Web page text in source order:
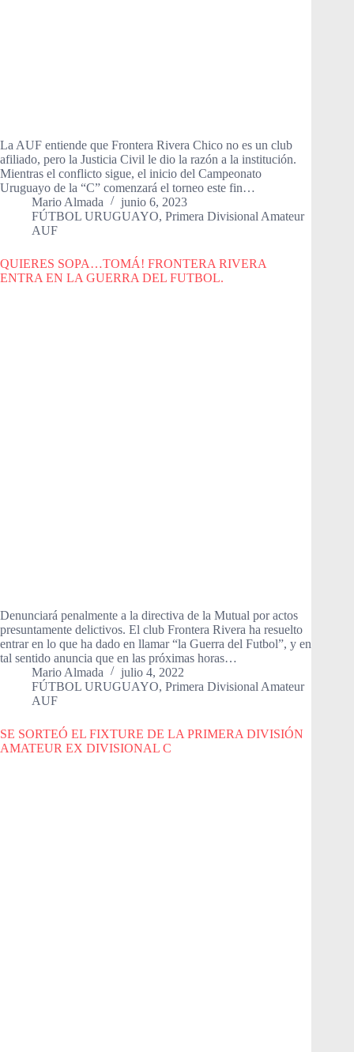
La AUF entiende que Frontera Rivera Chico no es un club
afiliado, pero la Justicia Civil le dio la razón a la institución.
Mientras el conflicto sigue, el inicio del Campeonato
Uruguayo de la “C” comenzará el torneo este fin…
Mario Almada
junio 6, 2023
FÚTBOL URUGUAYO, Primera Divisional Amateur
AUF
QUIERES SOPA…TOMÁ! FRONTERA RIVERA
ENTRA EN LA GUERRA DEL FUTBOL.
Denunciará penalmente a la directiva de la Mutual por actos
presuntamente delictivos. El club Frontera Rivera ha resuelto
entrar en lo que ha dado en llamar “la Guerra del Futbol”, y en
tal sentido anuncia que en las próximas horas…
Mario Almada
julio 4, 2022
FÚTBOL URUGUAYO, Primera Divisional Amateur
AUF
SE SORTEÓ EL FIXTURE DE LA PRIMERA DIVISIÓN
AMATEUR EX DIVISIONAL C